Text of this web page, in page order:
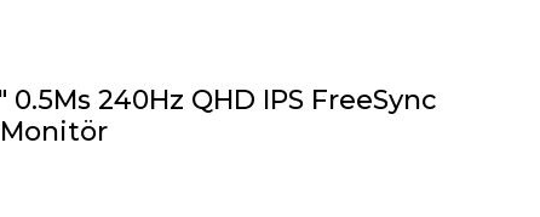
0.5Ms 240Hz QHD IPS FreeSync